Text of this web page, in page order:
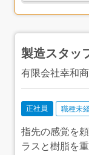
別関係な
テージの
気になっ
製造スタッ
有限会社幸和
正社員 職種未
指先の感覚を
ラスと樹脂を